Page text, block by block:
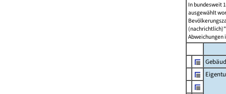
In bundesweit
ausgewählt
Abweichungen